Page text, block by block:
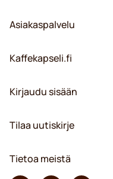
Asiakaspalvelu
Kaffekapseli.fi
Kirjaudu sisään
Tilaa uutiskirje
Tietoa meistä